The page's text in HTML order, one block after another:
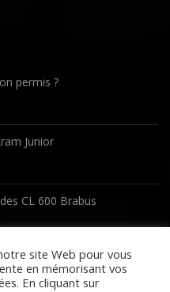
permis ?
Junior
CL 600 Brabus
site Web pour vous
en mémorisant vos
En cliquant sur